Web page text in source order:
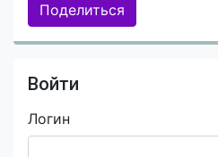
Поделиться
Войти
Логин